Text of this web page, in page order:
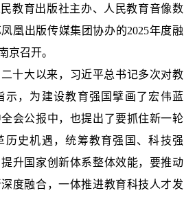
育出版社主办、人民教育音像数
凰出版传媒集团协办的2025年度融
京召开。
大以来，习近平总书记多次对教
示，为建设教育强国擘画了宏伟蓝
会公报中，也提出了要抓住新一轮
历史机遇，统筹教育强国、科技强
升国家创新体系整体效能，要推动
度融合，一体推进教育科技人才发